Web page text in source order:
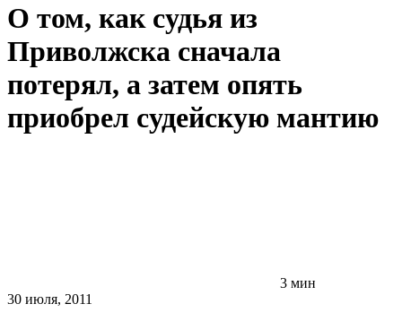
О том, как судья из
Приволжска сначала
потерял, а затем опять
приобрел судейскую мантию
3 мин
30 июля, 2011